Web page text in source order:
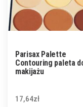
Parisax Palette
Contouring paleta
makijażu
17,64zł